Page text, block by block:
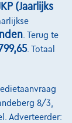
(Jaarlijks
. Terug te
. Totaal
8/3,
Adverteerder: